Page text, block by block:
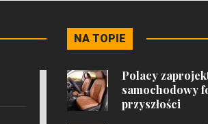
NA TOPIE
Polacy
samochodowy
przyszłości